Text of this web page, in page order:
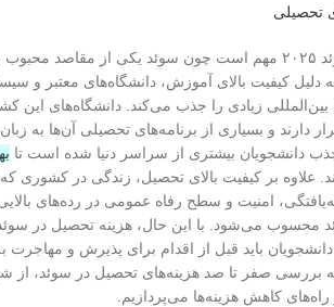
تحصیلی
قوانین هزینه تحصیل در سوئد ۲۰۲۵ مهم است چون سوئد یکی از
کیفیت بالای آموزش، دانشگاه‌های معتبر و
بین‌المللی زیادی را جذب می‌کند. دانشگاه‌های این
دارند و بسیاری از برنامه‌های تحصیلی آن‌ها به
دانشجویان بیشتری از سراسر دنیا شده است تا
علاوه بر کیفیت بالای تحصیل، زندگی در کشوری
امنیت و سطح رفاه عمومی در رده‌های بالایی
محسوب می‌شود. با این حال، هزینه تحصیل در
باید قبل از اقدام برای پذیرش و مهاجرت
به بررسی صفر تا صد هزینه‌های تحصیل در سوئد، از
کاهش هزینه‌ها می‌پردازیم.